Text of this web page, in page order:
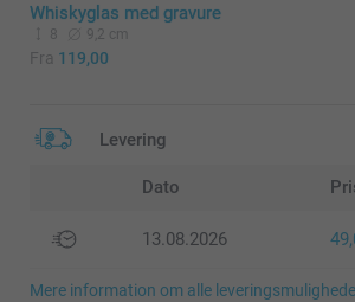
Whiskyglas med gravure
8 9,2 cm
Fra 119,00
Levering
Dato
13.08.2026
Mere information om alle